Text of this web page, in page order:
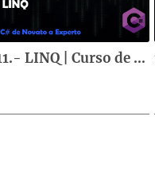
11.- LINQ | Curso de fundamentos de C#